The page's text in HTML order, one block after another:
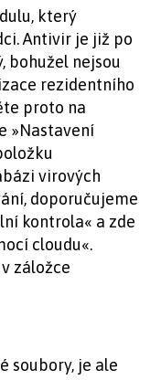
který
Antivir je již po
bohužel nejsou
rezidentního
proto na
»Nastavení
virových
doporučujeme
kontrola« a zde
cloudu«.
záložce
soubory, je ale